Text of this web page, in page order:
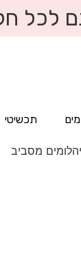
לכל
תכשיטי
מסביב